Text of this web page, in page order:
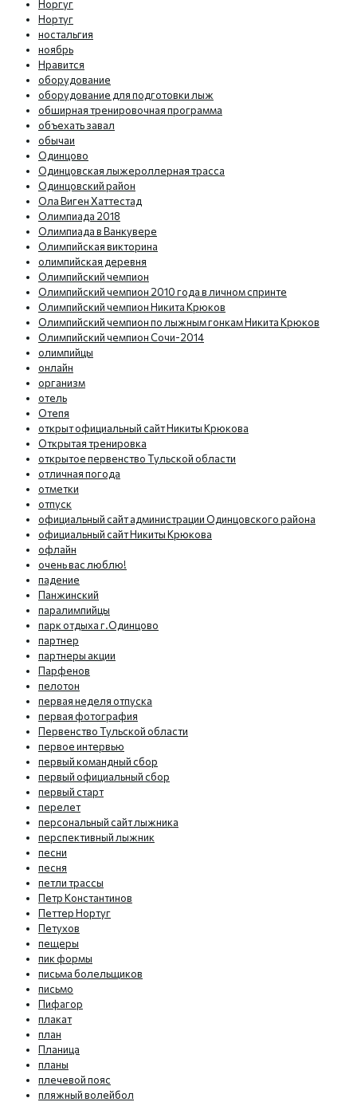
Норгуг
Нортуг
ностальгия
ноябрь
Нравится
оборудование
оборудование для подготовки лыж
обширная тренировочная программа
объехать завал
обычаи
Одинцово
Одинцовская лыжероллерная трасса
Одинцовский район
Ола Виген Хаттестад
Олимпиада 2018
Олимпиада в Ванкувере
Олимпийская викторина
олимпийская деревня
Олимпийский чемпион
Олимпийский чемпион 2010 года в личном спринте
Олимпийский чемпион Никита Крюков
Олимпийский чемпион по лыжным гонкам Никита Крюков
Олимпийский чемпион Сочи-2014
олимпийцы
онлайн
организм
отель
Отепя
открыт официальный сайт Никиты Крюкова
Открытая тренировка
открытое первенство Тульской области
отличная погода
отметки
отпуск
официальный сайт администрации Одинцовского района
официальный сайт Никиты Крюкова
офлайн
очень вас люблю!
падение
Панжинский
паралимпийцы
парк отдыха г.Одинцово
партнер
партнеры акции
Парфенов
пелотон
первая неделя отпуска
первая фотография
Первенство Тульской области
первое интервью
первый командный сбор
первый официальный сбор
первый старт
перелет
персональный сайт лыжника
перспективный лыжник
песни
песня
петли трассы
Петр Константинов
Петтер Нортуг
Петухов
пещеры
пик формы
письма болельщиков
письмо
Пифагор
плакат
план
Планица
планы
плечевой пояс
пляжный волейбол